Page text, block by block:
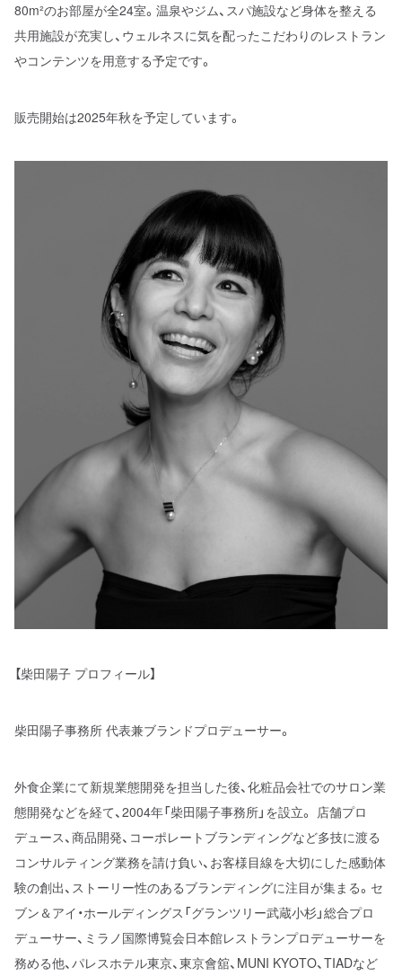
80m²のお部屋が全24室。温泉やジム、スパ施設など身体を整える
共用施設が充実し、ウェルネスに気を配ったこだわりのレストラン
やコンテンツを用意する予定です。
販売開始は2025年秋を予定しています。
【柴田陽子 プロフィール】
柴田陽子事務所 代表兼ブランドプロデューサー。
外食企業にて新規業態開発を担当した後、化粧品会社でのサロン業
態開発などを経て、2004年「柴田陽子事務所」を設立。 店舗プロ
デュース、商品開発、コーポレートブランディングなど多技に渡る
コンサルティング業務を請け負い、お客様目線を大切にした感動体
験の創出、ストーリー性のあるブランディングに注目が集まる。セ
ブン＆アイ・ホールディングス「グランツリー武蔵小杉」総合プロ
デューサー、ミラノ国際博覧会日本館レストランプロデューサーを
務める他、パレスホテル東京、東京會舘、MUNI KYOTO、TIADなど